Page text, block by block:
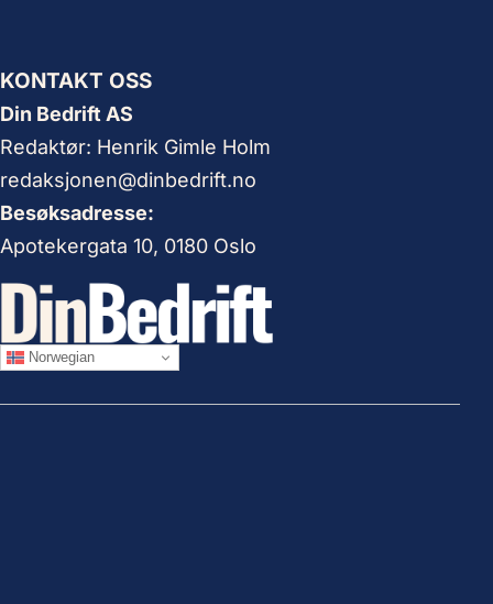
KONTAKT OSS
Din Bedrift AS
Redaktør: Henrik Gimle Holm
redaksjonen@dinbedrift.no
Besøksadresse:
Apotekergata 10, 0180 Oslo
Norwegian